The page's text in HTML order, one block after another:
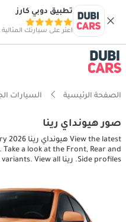
تطبيق دوبي كارز
اعثر على سيارتك
الصفحة الرئيسية السيارات
صور هيونداي رينا
a look at the Front, Rear and
Side profiles. رينا is available in 0 variants. View all رينا pictures.